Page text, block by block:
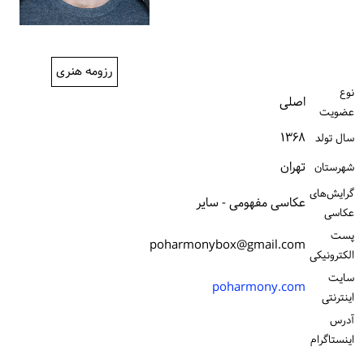
رزومه هنری
نوع
عضویت
اصلی
سال تولد ۱۳۶۸
شهرستان تهران
گرایش‌های
عکاسی
عکاسی مفهومی - سایر
پست
الكترونیكی poharmonybox@gmail.com
سایت
اینترنتی
poharmony.com
آدرس
اینستاگرام